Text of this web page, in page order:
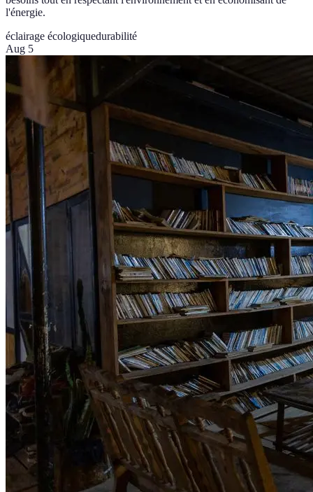
l'énergie.
éclairage écologiquedurabilité
Aug 5